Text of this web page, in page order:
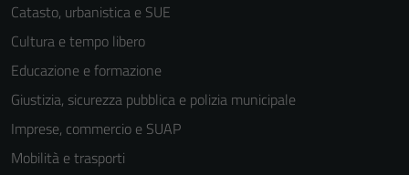
Catasto, urbanistica e SUE
Cultura e tempo libero
Educazione e formazione
Giustizia, sicurezza pubblica e polizia municipale
Imprese, commercio e SUAP
Mobilità e trasporti